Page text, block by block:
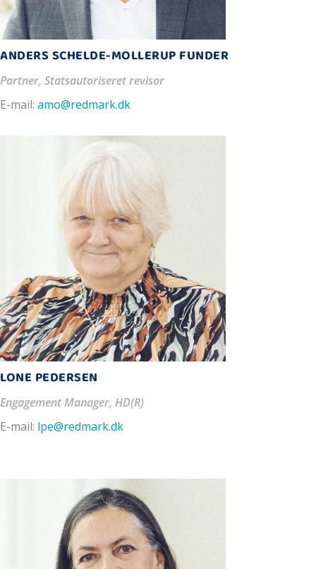
ANDERS SCHELDE-MOLLERUP FUNDER
Partner, Statsautoriseret revisor
E-mail: amo@redmark.dk
LONE PEDERSEN
Engagement Manager, HD(R)
E-mail: lpe@redmark.dk